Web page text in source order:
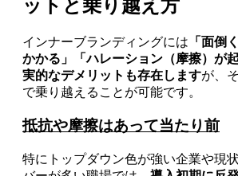
ットと乗り越え方
インナーブランディングには 「面倒
かかる」「ハレーション（摩擦）が
実的なデメリットも存在しますが、
で乗り越えることが可能です。
抵抗や摩擦はあって当たり前
特にトップダウン色が強い企業や現